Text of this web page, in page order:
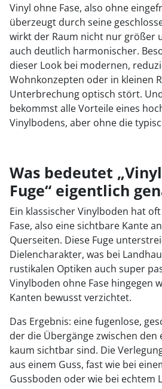
Vinyl ohne Fase, also ohne
überzeugt durch seine
wirkt der Raum nicht nur größer
auch deutlich harmonischer.
dieser Look bei modernen,
Wohnkonzepten oder in kleinen
Unterbrechung optisch stört.
bekommst alle Vorteile eines
Vinylbodens, aber ohne die
Was bedeutet
Fuge“ eigentlich
Ein klassischer Vinylboden hat
Fase, also eine sichtbare Kante
Querseiten. Diese Fuge
Dielencharakter, was bei
rustikalen Optiken auch super
Vinylboden ohne Fase hingegen
Kanten bewusst verzichtet.
Das Ergebnis: eine fugenlose,
der die Übergänge zwischen den
kaum sichtbar sind. Die
aus einem Guss, fast wie bei
Gussboden oder wie bei echtem